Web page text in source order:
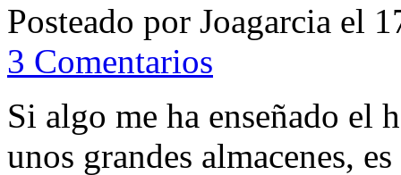
Posteado por Joagarcia el
3 Comentarios
Si algo me ha enseñado el
unos grandes almacenes,